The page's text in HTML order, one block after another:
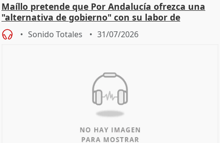
Maíllo pretende que Por Andalucía ofrezca una
"alternativa de gobierno" con su labor de
oposición
Sonido Totales 31/07/2026